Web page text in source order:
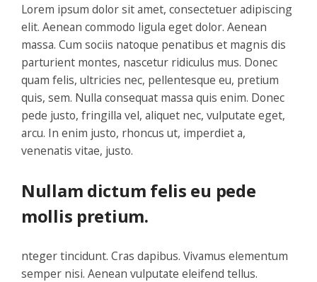
Lorem ipsum dolor sit amet, consectetuer adipiscing
elit. Aenean commodo ligula eget dolor. Aenean
massa. Cum sociis natoque penatibus et magnis dis
parturient montes, nascetur ridiculus mus. Donec
quam felis, ultricies nec, pellentesque eu, pretium
quis, sem. Nulla consequat massa quis enim. Donec
pede justo, fringilla vel, aliquet nec, vulputate eget,
arcu. In enim justo, rhoncus ut, imperdiet a,
venenatis vitae, justo.
Nullam dictum felis eu pede
mollis pretium.
nteger tincidunt. Cras dapibus. Vivamus elementum
semper nisi. Aenean vulputate eleifend tellus.